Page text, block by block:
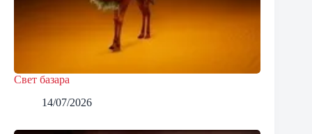
Свет базара
14/07/2026